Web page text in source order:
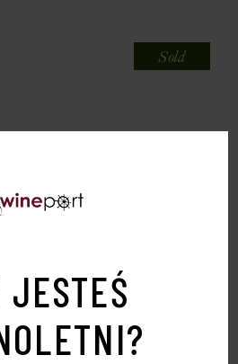
JESTEŚ
Sold